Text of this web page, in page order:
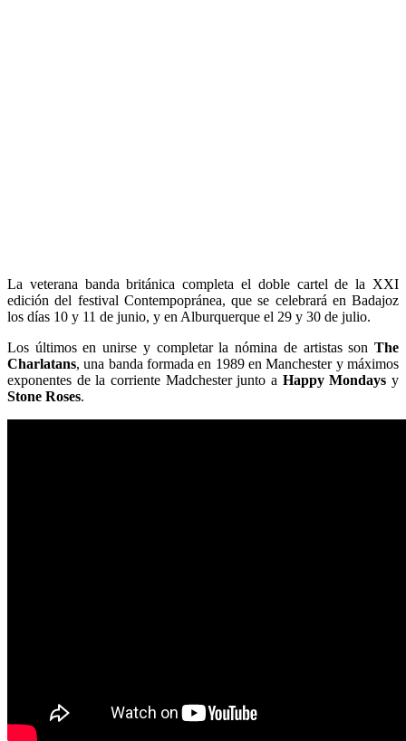
La veterana banda británica completa el doble cartel de la XXI
edición del festival Contempopránea, que se celebrará en Badajoz
los días 10 y 11 de junio, y en Alburquerque el 29 y 30 de julio.
Los últimos en unirse y completar la nómina de artistas son The
Charlatans, una banda formada en 1989 en Manchester y máximos
exponentes de la corriente Madchester junto a Happy Mondays y
Stone Roses.